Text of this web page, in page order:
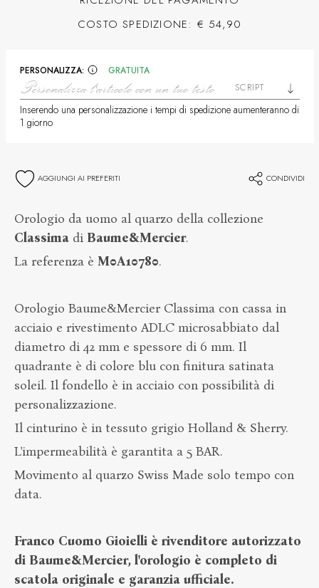
COSTO SPEDIZIONE: € 54,90
PERSONALIZZA: GRATUITA
SCRIPT
Inserendo una personalizzazione i tempi di spedizione aumenteranno di
1 giorno
AGGIUNGI AI PREFERITI CONDIVIDI
Orologio da uomo al quarzo della collezione
Classima di Baume&Mercier.
La referenza è M0A10780.
Orologio Baume&Mercier Classima con cassa in
acciaio e rivestimento ADLC microsabbiato dal
diametro di 42 mm e spessore di 6 mm. Il
quadrante è di colore blu con finitura satinata
soleil. Il fondello è in acciaio con possibilità di
personalizzazione.
Il cinturino è in tessuto grigio Holland & Sherry.
L'impermeabilità è garantita a 5 BAR.
Movimento al quarzo Swiss Made solo tempo con
data.
Franco Cuomo Gioielli è rivenditore autorizzato
di Baume&Mercier, l'orologio è completo di
scatola originale e garanzia ufficiale.